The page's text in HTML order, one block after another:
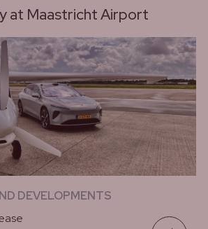
at Maastricht Airport
DEVELOPMENTS